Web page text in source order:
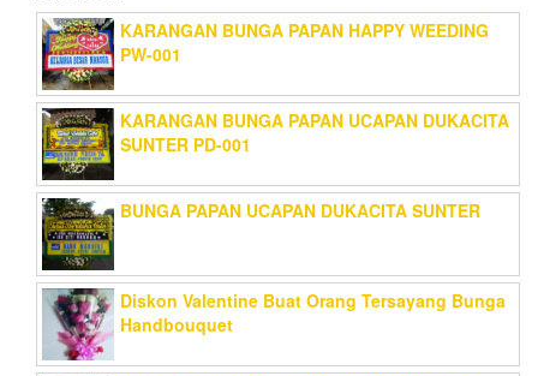
KARANGAN BUNGA PAPAN HAPPY WEEDING
PW-001
KARANGAN BUNGA PAPAN UCAPAN DUKACITA
SUNTER PD-001
BUNGA PAPAN UCAPAN DUKACITA SUNTER
Diskon Valentine Buat Orang Tersayang Bunga
Handbouquet